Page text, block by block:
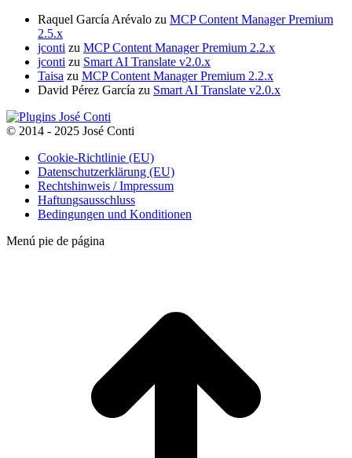
Raquel García Arévalo zu MCP Content Manager Premium
2.5.x
jconti zu MCP Content Manager Premium 2.2.x
jconti zu Smart AI Translate v2.0.x
Taisa zu MCP Content Manager Premium 2.2.x
David Pérez García zu Smart AI Translate v2.0.x
© 2014 - 2025 José Conti
Cookie-Richtlinie (EU)
Datenschutzerklärung (EU)
Rechtshinweis / Impressum
Haftungsausschluss
Bedingungen und Konditionen
Menú pie de página